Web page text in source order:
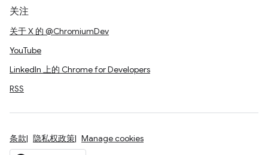
关注
关于 X 的 @ChromiumDev
YouTube
LinkedIn 上的 Chrome for Developers
RSS
条款 隐私权政策 Manage cookies